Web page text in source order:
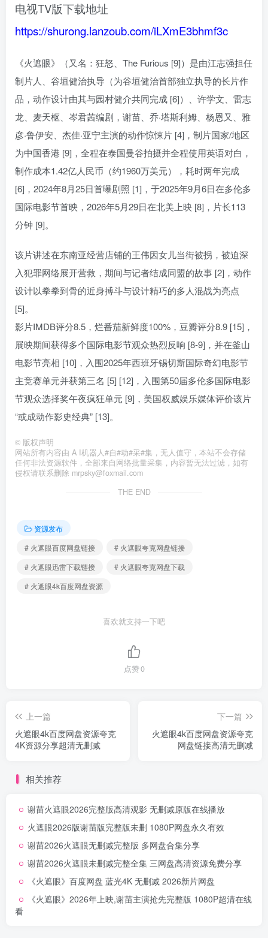
电视TV版下载地址
https://shurong.lanzoub.com/iLXmE3bhmf3c
《火遮眼》（又名：狂怒、The Furious [9]）是由江志强担任
制片人、谷垣健治执导（为谷垣健治首部独立执导的长片作
品，动作设计由其与园村健介共同完成 [6]）、许学文、雷志
龙、麦天枢、岑君茜编剧，谢苗、乔·塔斯利姆、杨恩又、雅
彦·鲁伊安、杰佳·亚宁主演的动作惊悚片 [4]，制片国家/地区
为中国香港 [9]，全程在泰国曼谷拍摄并全程使用英语对白，
制作成本1.42亿人民币（约1960万美元），耗时两年完成
[6]，2024年8月25日首曝剧照 [1]，于2025年9月6日在多伦多
国际电影节首映，2026年5月29日在北美上映 [8]，片长113
分钟 [9]。
该片讲述在东南亚经营店铺的王伟因女儿当街被拐，被迫深
入犯罪网络展开营救，期间与记者结成同盟的故事 [2]，动作
设计以拳拳到骨的近身搏斗与设计精巧的多人混战为亮点
[5]。
影片IMDB评分8.5，烂番茄新鲜度100%，豆瓣评分8.9 [15]，
展映期间获得多个国际电影节观众热烈反响 [8-9]，并在釜山
电影节亮相 [10]，入围2025年西班牙锡切斯国际奇幻电影节
主竞赛单元并获第三名 [5] [12]，入围第50届多伦多国际电影
节观众选择奖午夜疯狂单元 [9]，美国权威娱乐媒体评价该片
“或成动作影史经典” [13]。
© 版权声明
网站所有内容由 A I机器人#自#动#采#集，无人值守，本站不会存储
任何非法资源软件，全部来自网络批量采集，内容暂无法过滤，如有
侵权请联系删除 mrpsky@foxmail.com
THE END
资源发布
# 火遮眼百度网盘链接
# 火遮眼夸克网盘链接
# 火遮眼迅雷下载链接
# 火遮眼夸克网盘下载
# 火遮眼4k百度网盘资源
喜欢就支持一下吧
点赞0
上一篇
火遮眼4k百度网盘资源夸克
4K资源分享超清无删减
下一篇
火遮眼4k百度网盘资源夸克
网盘链接高清无删减
相关推荐
谢苗火遮眼2026完整版高清观影 无删减原版在线播放
火遮眼2026版谢苗版完整版未删 1080P网盘永久有效
谢苗2026火遮眼无删减完整版 多网盘合集分享
谢苗2026火遮眼未删减完整全集 三网盘高清资源免费分享
《火遮眼》百度网盘 蓝光4K 无删减 2026新片网盘
《火遮眼》2026年上映,谢苗主演抢先完整版 1080P超清在线
看